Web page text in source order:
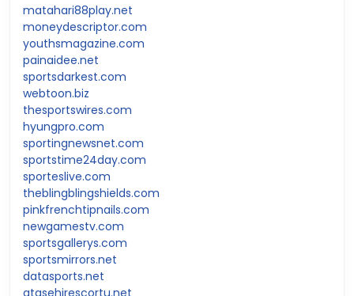
matahari88play.net
moneydescriptor.com
youthsmagazine.com
painaidee.net
sportsdarkest.com
webtoon.biz
thesportswires.com
hyungpro.com
sportingnewsnet.com
sportstime24day.com
sporteslive.com
theblingblingshields.com
pinkfrenchtipnails.com
newgamestv.com
sportsgallerys.com
sportsmirrors.net
datasports.net
atasehirescortu.net